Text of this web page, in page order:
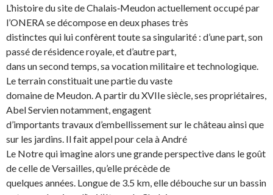
L’histoire du site de Chalais‐Meudon actuellement occupé par
l’ONERA se décompose en deux phases très
distinctes qui lui confèrent toute sa singularité : d’une part, son
passé de résidence royale, et d’autre part,
dans un second temps, sa vocation militaire et technologique.
Le terrain constituait une partie du vaste
domaine de Meudon. A partir du XVIIe siècle, ses propriétaires,
Abel Servien notamment, engagent
d’importants travaux d’embellissement sur le château ainsi que
sur les jardins. Il fait appel pour cela à André
Le Notre qui imagine alors une grande perspective dans le goût
de celle de Versailles, qu’elle précède de
quelques années. Longue de 3.5 km, elle débouche sur un bassin